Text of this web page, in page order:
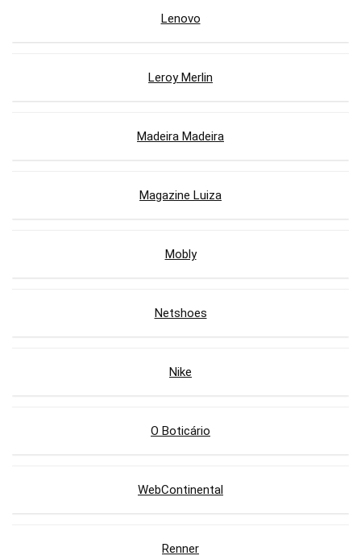
Lenovo
Leroy Merlin
Madeira Madeira
Magazine Luiza
Mobly
Netshoes
Nike
O Boticário
WebContinental
Renner